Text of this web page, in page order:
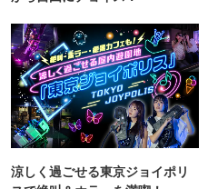
涼しく過ごせる東京ジョイポリ